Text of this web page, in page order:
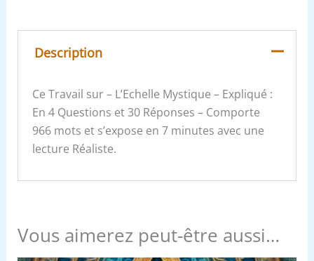
Description
Ce Travail sur – L’Echelle Mystique – Expliqué :
En 4 Questions et 30 Réponses – Comporte
966 mots et s’expose en 7 minutes avec une
lecture Réaliste.
Vous aimerez peut-être aussi…